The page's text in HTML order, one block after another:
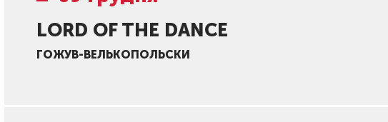
LORD OF THE DANCE
ГОЖУВ-ВЕЛЬКОПОЛЬСКИ